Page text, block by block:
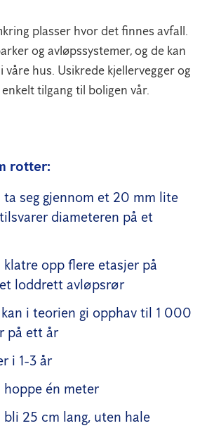
plasser hvor det finnes avfall.
og avløpssystemer, og de kan
våre hus. Usikrede kjellervegger og
tilgang til boligen vår.
rotter:
ta seg gjennom et 20 mm lite
diameteren på et
klatre opp flere etasjer på
loddrett avløpsrør
i teorien gi opphav til 1 000
på ett år
i 1-3 år
hoppe én meter
bli 25 cm lang, uten hale